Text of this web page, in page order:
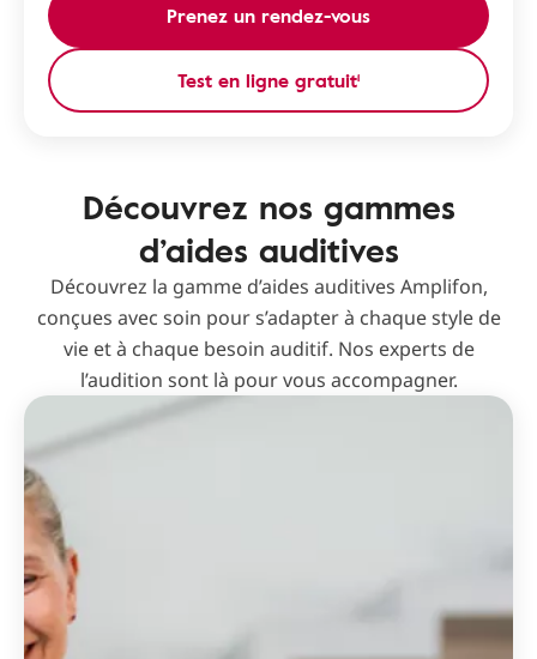
Prenez un rendez-vous
Test en ligne gratuit¹
Découvrez nos gammes
d’aides auditives
Découvrez la gamme d’aides auditives Amplifon,
conçues avec soin pour s’adapter à chaque style de
vie et à chaque besoin auditif. Nos experts de
l’audition sont là pour vous accompagner.